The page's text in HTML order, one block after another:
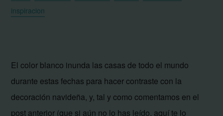
inspiracion
El color blanco inunda las casas de todo el mundo
durante estas fechas para hacer contraste con la
decoración navideña, y, tal y como comentamos en el
post anterior (que si aún no lo has leído, aquí te lo